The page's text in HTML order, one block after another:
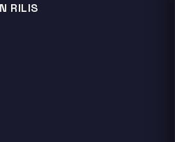
RILIS